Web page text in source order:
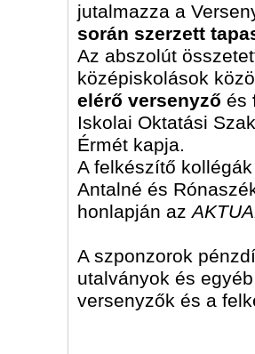
jutalmazza a
során szerzett
Az abszolút
középiskolások
elérő versenyző és
Iskolai Oktatási
Érmét kapja.
A felkészítő
Antalné és
honlapján az
A szponzorok
utalványok és
versenyzők és a